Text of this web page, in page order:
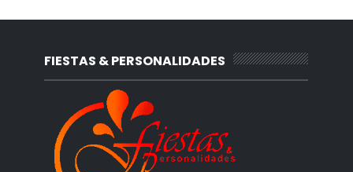
FIESTAS & PERSONALIDADES